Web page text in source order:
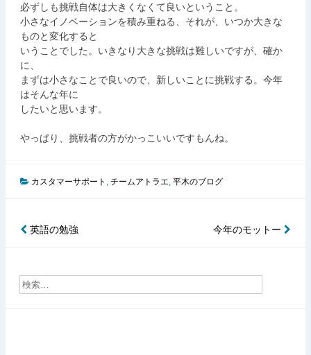
必ずしも挑戦自体は大きくなくて良いということ。
小さなイノベーションを積み重ねる、それが、いつか大きな
ものと変化すると
いうことでした。いきなり大きな挑戦は難しいですが、確か
に、
まずは小さなことで良いので、新しいことに挑戦する。今年
はそんな年に
したいと思います。
やっぱり、挑戦者の方がかっこいいですもんね。
カスタマーサポート , チームアトラエ, 平木のブログ
投
ナ
ビ
英語の勉強 今年のモットー